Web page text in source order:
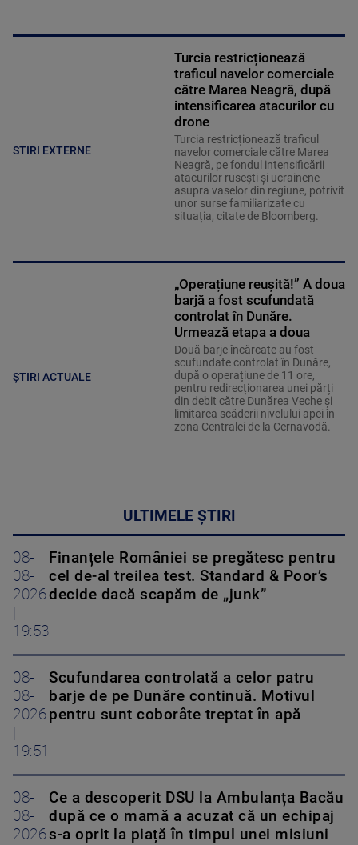
STIRI EXTERNE
Turcia restricționează
traficul navelor comerciale
către Marea Neagră, după
intensificarea atacurilor cu
drone
Turcia restricționează traficul
navelor comerciale către Marea
Neagră, pe fondul intensificării
atacurilor rusești și ucrainene
asupra vaselor din regiune, potrivit
unor surse familiarizate cu
situația, citate de Bloomberg.
ȘTIRI ACTUALE
„Operațiune reușită!” A doua
barjă a fost scufundată
controlat în Dunăre.
Urmează etapa a doua
Două barje încărcate au fost
scufundate controlat în Dunăre,
după o operațiune de 11 ore,
pentru redirecționarea unei părți
din debit către Dunărea Veche și
limitarea scăderii nivelului apei în
zona Centralei de la Cernavodă.
ULTIMELE ȘTIRI
08-
08-
2026
19:53
Finanțele României se pregătesc pentru
cel de-al treilea test. Standard & Poor’s
decide dacă scapăm de „junk”
08-
08-
2026
19:51
Scufundarea controlată a celor patru
barje de pe Dunăre continuă. Motivul
pentru sunt coborâte treptat în apă
08-
08-
2026
Ce a descoperit DSU la Ambulanța Bacău
după ce o mamă a acuzat că un echipaj
s-a oprit la piață în timpul unei misiuni